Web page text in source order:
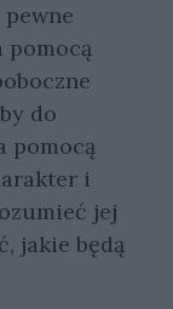
pomocą
do
pomocą
i
jej
jakie będą